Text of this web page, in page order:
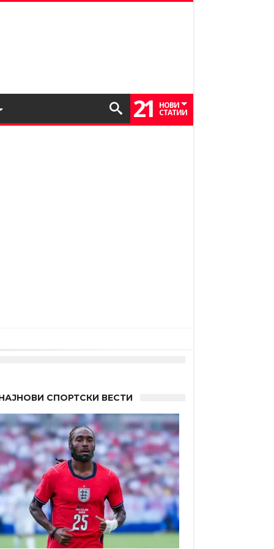
21 НОВИ
СТАТИИ
СПОРТСКИ ВЕСТИ